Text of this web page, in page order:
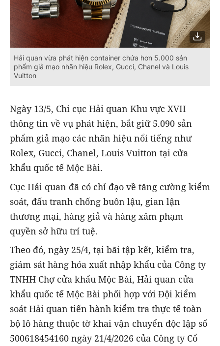
Hải quan vừa phát hiện container chứa hơn 5.000 sản
phẩm giả mạo nhãn hiệu Rolex, Gucci, Chanel và Louis
Vuitton
Ngày 13/5, Chi cục Hải quan Khu vực XVII
thông tin về vụ phát hiện, bắt giữ 5.090 sản
phẩm giả mạo các nhãn hiệu nổi tiếng như
Rolex, Gucci, Chanel, Louis Vuitton tại cửa
khẩu quốc tế Mộc Bài.
Cục Hải quan đã có chỉ đạo về tăng cường kiểm
soát, đấu tranh chống buôn lậu, gian lận
thương mại, hàng giả và hàng xâm phạm
quyền sở hữu trí tuệ.
Theo đó, ngày 25/4, tại bãi tập kết, kiểm tra,
giám sát hàng hóa xuất nhập khẩu của Công ty
TNHH Chợ cửa khẩu Mộc Bài, Hải quan cửa
khẩu quốc tế Mộc Bài phối hợp với Đội kiểm
soát Hải quan tiến hành kiểm tra thực tế toàn
bộ lô hàng thuộc tờ khai vận chuyển độc lập số
500618454160 ngày 21/4/2026 của Công ty Cổ